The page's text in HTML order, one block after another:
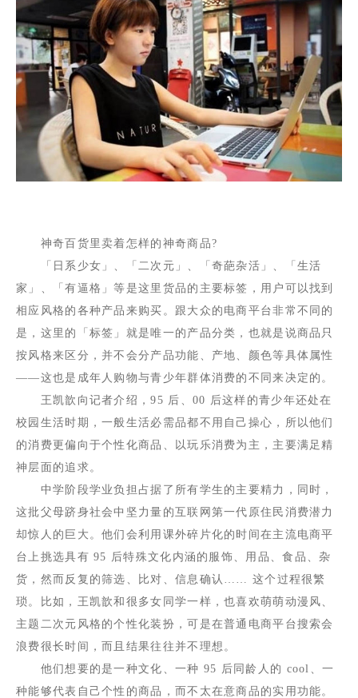
神奇百货里卖着怎样的神奇商品?
「日系少女」、「二次元」、「奇葩杂活」、「生活
家」、「有逼格」等是这里货品的主要标签，用户可以找到
相应风格的各种产品来购买。跟大众的电商平台非常不同的
是，这里的「标签」就是唯一的产品分类，也就是说商品只
按风格来区分，并不会分产品功能、产地、颜色等具体属性
——这也是成年人购物与青少年群体消费的不同来决定的。
王凯歆向记者介绍，95 后、 00 后这样的青少年还处在
校园生活时期，一般生活必需品都不用自己操心，所以他们
的消费更偏向于个性化商品、以玩乐消费为主，主要满足精
神层面的追求。
中学阶段学业负担占据了所有学生的主要精力，同时，
这批父母跻身社会中坚力量的互联网第一代原住民消费潜力
却惊人的巨大。他们会利用课外碎片化的时间在主流电商平
台上挑选具有 95 后特殊文化内涵的服饰、用品、食品、杂
货，然而反复的筛选、比对、信息确认…… 这个过程很繁
琐。比如，王凯歆和很多女同学一样，也喜欢萌萌动漫风、
主题二次元风格的个性化装扮，可是在普通电商平台搜索会
浪费很长时间，而且结果往往并不理想。
他们想要的是一种文化、一种 95 后同龄人的 cool
、一
种能够代表自己个性的商品，而不太在意商品的实用功能。